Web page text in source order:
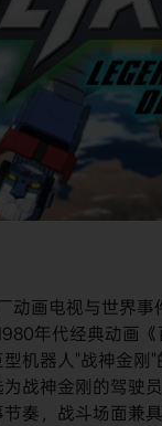
动画电视与世界
年代经典动画
机器人"战神金刚
战神金刚的驾驶
奏，战斗场面兼